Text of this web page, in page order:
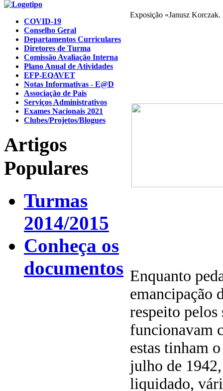
Exposição «Janusz
Enquanto
emancipação
respeito pelos
funcionavam
estas tinham
julho de
liquidado,
COVID-19
Conselho Geral
Departamentos Curriculares
Diretores de Turma
Comissão Avaliação Interna
Plano Anual de Atividades
EFP-EQAVET
Notas Informativas - E@D
Associação de Pais
Serviços Administrativos
Exames Nacionais 2021
Clubes/Projetos/Blogues
Artigos
Populares
Turmas
2014/2015
Conheça os
documentos